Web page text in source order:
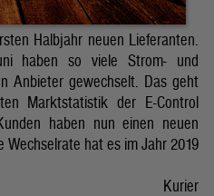
Halbjahr neuen Lieferanten.
haben so viele Strom- und
Anbieter gewechselt. Das geht
Marktstatistik der E-Control
haben nun einen neuen
Wechselrate hat es im Jahr 2019
Kurier